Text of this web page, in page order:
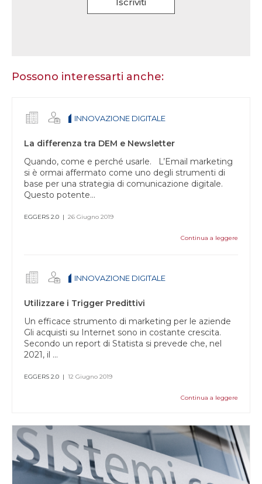
Iscriviti
essere
questo
campo
Possono interessarti anche:
INNOVAZIONE DIGITALE
La differenza tra DEM e Newsletter
Quando, come e perché usarle. L’Email marketing
si è ormai affermato come uno degli strumenti di
base per una strategia di comunicazione digitale.
Questo potente...
EGGERS 2.0 | 26 Giugno 2019
Continua a leggere
INNOVAZIONE DIGITALE
Utilizzare i Trigger Predittivi
Un efficace strumento di marketing per le aziende
Gli acquisti su Internet sono in costante crescita.
Secondo un report di Statista si prevede che, nel
2021, il ...
EGGERS 2.0 | 12 Giugno 2019
Continua a leggere